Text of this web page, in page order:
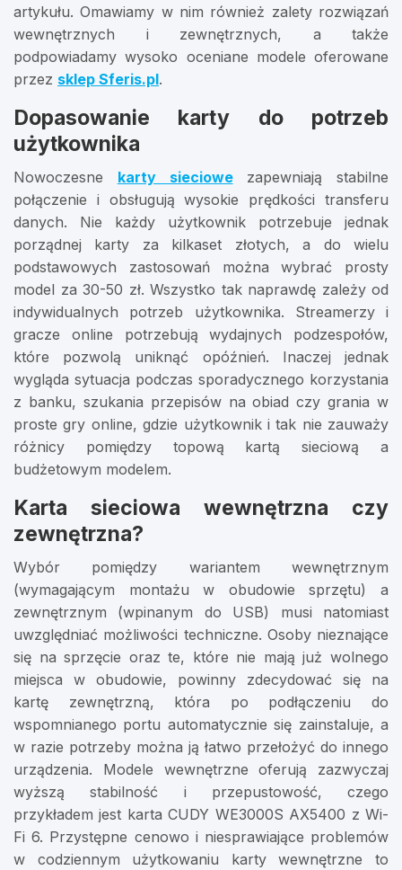
artykułu. Omawiamy w nim również zalety rozwiązań
wewnętrznych i zewnętrznych, a także
podpowiadamy wysoko oceniane modele oferowane
przez sklep Sferis.pl.
Dopasowanie karty do potrzeb
użytkownika
Nowoczesne karty sieciowezapewniają stabilne
połączenie i obsługują wysokie prędkości transferu
danych. Nie każdy użytkownik potrzebuje jednak
porządnej karty za kilkaset złotych, a do wielu
podstawowych zastosowań można wybrać prosty
model za 30-50 zł. Wszystko tak naprawdę zależy od
indywidualnych potrzeb użytkownika. Streamerzy i
gracze online potrzebują wydajnych podzespołów,
które pozwolą uniknąć opóźnień. Inaczej jednak
wygląda sytuacja podczas sporadycznego korzystania
z banku, szukania przepisów na obiad czy grania w
proste gry online, gdzie użytkownik i tak nie zauważy
różnicy pomiędzy topową kartą sieciową a
budżetowym modelem.
Karta sieciowa wewnętrzna czy
zewnętrzna?
Wybór pomiędzy wariantem wewnętrznym
(wymagającym montażu w obudowie sprzętu) a
zewnętrznym (wpinanym do USB) musi natomiast
uwzględniać możliwości techniczne. Osoby nieznające
się na sprzęcie oraz te, które nie mają już wolnego
miejsca w obudowie, powinny zdecydować się na
kartę zewnętrzną, która po podłączeniu do
wspomnianego portu automatycznie się zainstaluje, a
w razie potrzeby można ją łatwo przełożyć do innego
urządzenia. Modele wewnętrzne oferują zazwyczaj
wyższą stabilność i przepustowość, czego
przykładem jest karta CUDY WE3000S AX5400 z Wi-
Fi 6. Przystępne cenowo i niesprawiające problemów
w codziennym użytkowaniu karty wewnętrzne to